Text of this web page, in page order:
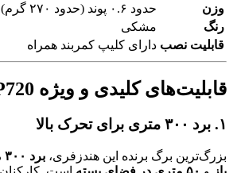
وزن
حدود ۰.۶ پوند (حدود ۲۷۰ گرم)
رنگ
مشکی
قابلیت نصب دارای کلیپ کمربند همراه
قابلیت‌های کلیدی و ویژه DP720
۱. برد ۳۰۰ متری برای تحرک بالا
بزرگ‌ترین برگ برنده این هندزفری،